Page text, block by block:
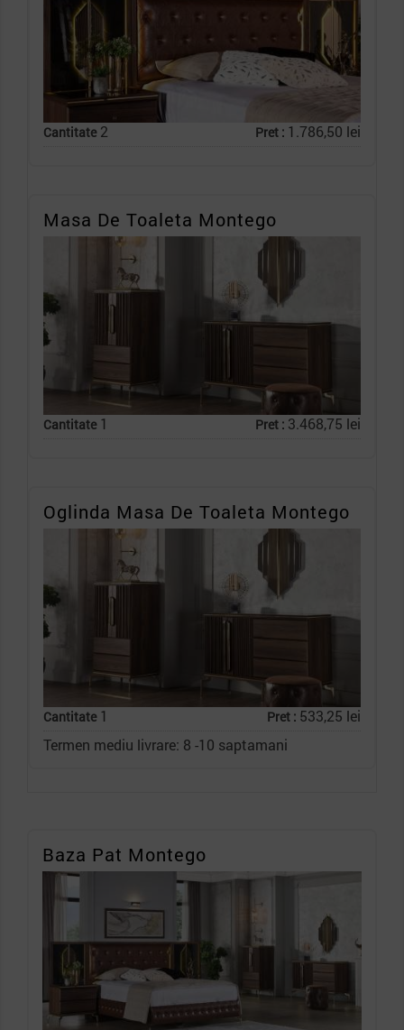
Cantitate2 Pret : 1.786,50 lei
Masa De Toaleta Montego
Cantitate1 Pret : 3.468,75 lei
Oglinda Masa De Toaleta Montego
Cantitate1 Pret : 533,25 lei
Termen mediu livrare: 8 -10 saptamani
Baza Pat Montego